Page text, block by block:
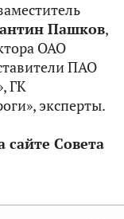
Пашков,
ОАО
ПАО
ГК
эксперты.
сайте Совета